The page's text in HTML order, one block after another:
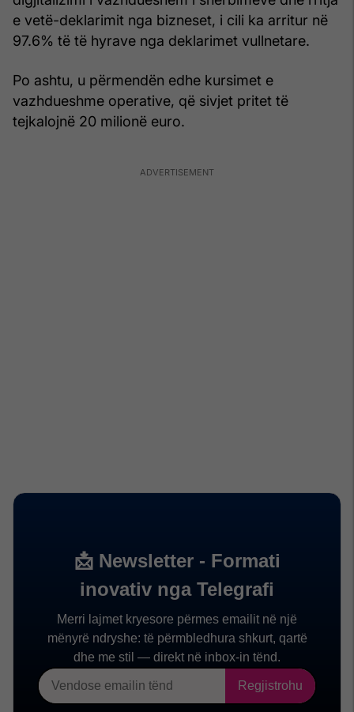
e vetë-deklarimit nga bizneset, i cili ka arritur në
97.6% të të hyrave nga deklarimet vullnetare.
Po ashtu, u përmendën edhe kursimet e
vazhdueshme operative, që sivjet pritet të
tejkalojnë 20 milionë euro.